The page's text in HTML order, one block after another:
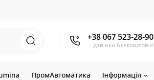
+38 067 523-28-90
дзвінки безкоштовні
ПромАвтоматика Інформація